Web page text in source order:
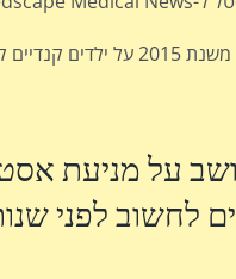
עם הפחתה ספציפית של
על מניעת
לחשוב לפני